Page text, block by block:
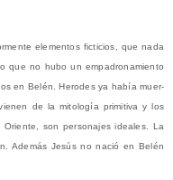
ele­men­tos fic­ti­cios, que nada
que no hubo un empa­dro­na­mien­to
en Belén. Hero­des ya había muer­
de la mito­lo­gía pri­mi­ti­va y los
son per­so­na­jes idea­les. La
Ade­más Jesús no nació en Belén